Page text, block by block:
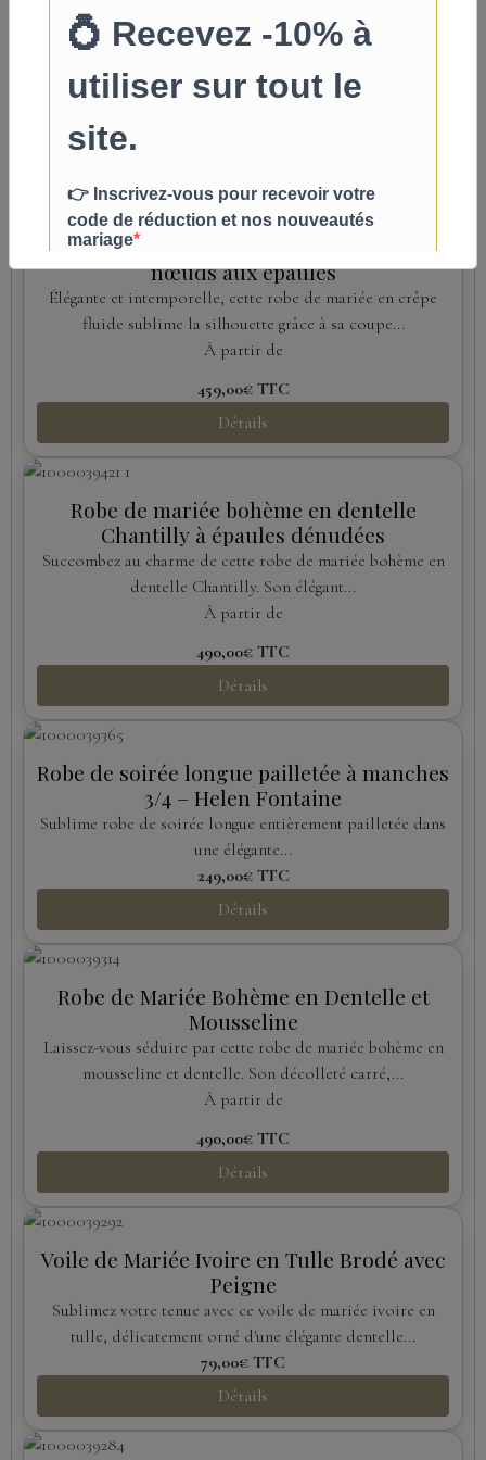
Tulle Pailleté et Dentelle Florale
Laissez-vous séduire par cette robe de mariée au style
À partir de
Robe de mariée sirène en crêpe avec
nœuds aux épaules
Élégante et intemporelle, cette robe de mariée en crêpe
fluide sublime la silhouette grâce à sa coupe...
À partir de
459,00€ TTC
Détails
Robe de mariée bohème en dentelle
Chantilly à épaules dénudées
Succombez au charme de cette robe de mariée bohème en
dentelle Chantilly. Son élégant...
À partir de
490,00€ TTC
Détails
Robe de soirée longue pailletée à manches
3/4 – Helen Fontaine
Sublime robe de soirée longue entièrement pailletée dans
une élégante...
249,00€ TTC
Détails
Robe de Mariée Bohème en Dentelle et
Mousseline
Laissez-vous séduire par cette robe de mariée bohème en
mousseline et dentelle. Son décolleté carré,...
À partir de
490,00€ TTC
Détails
Voile de Mariée Ivoire en Tulle Brodé avec
Peigne
Sublimez votre tenue avec ce voile de mariée ivoire en
tulle, délicatement orné d'une élégante dentelle...
79,00€ TTC
Détails